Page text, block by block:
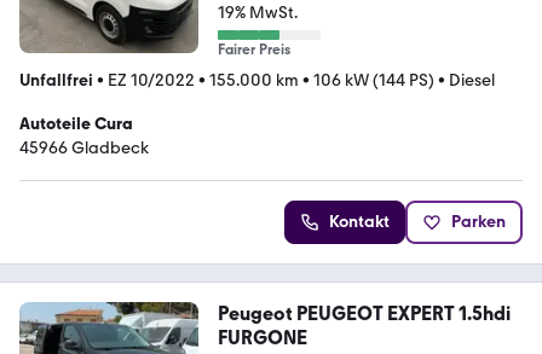
19% MwSt.
Fairer Preis
Unfallfrei • EZ 10/2022 • 155.000 km • 106 kW (144 PS) • Diesel
Autoteile Cura
45966 Gladbeck
Kontakt Parken
Peugeot PEUGEOT EXPERT 1.5hdi
FURGONE